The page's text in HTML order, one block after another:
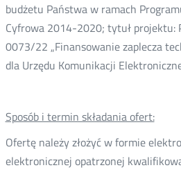
budżetu Państwa w ramach
Cyfrowa 2014-2020; tytuł projektu:
0073/22 „Finansowanie zaplecza
dla Urzędu Komunikacji
Sposób i termin składania ofert:
Ofertę należy złożyć w formie
elektronicznej opatrzonej